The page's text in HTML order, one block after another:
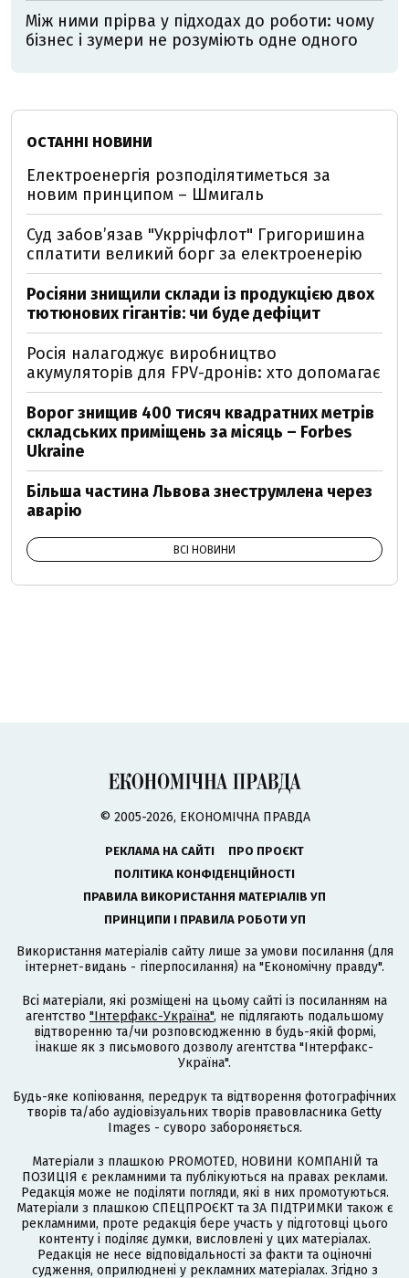
Між ними прірва у підходах до роботи: чому
бізнес і зумери не розуміють одне одного
ОСТАННІ НОВИНИ
Електроенергія розподілятиметься за
новим принципом – Шмигаль
Суд забов’язав "Укррічфлот" Григоришина
сплатити великий борг за електроенерію
Росіяни знищили склади із продукцією двох
тютюнових гігантів: чи буде дефіцит
Росія налагоджує виробництво
акумуляторів для FPV-дронів: хто допомагає
Ворог знищив 400 тисяч квадратних метрів
складських приміщень за місяць – Forbes
Ukraine
Більша частина Львова знеструмлена через
аварію
ВСІ НОВИНИ
© 2005-2026, ЕКОНОМІЧНА ПРАВДА
РЕКЛАМА НА САЙТІ
ПРО ПРОЄКТ
ПОЛІТИКА КОНФІДЕНЦІЙНОСТІ
ПРАВИЛА ВИКОРИСТАННЯ МАТЕРІАЛІВ УП
ПРИНЦИПИ І ПРАВИЛА РОБОТИ УП
Використання матеріалів сайту лише за умови посилання (для
інтернет-видань - гіперпосилання) на "Економічну правду".
Всі матеріали, які розміщені на цьому сайті із посиланням на
агентство "Інтерфакс-Україна", не підлягають подальшому
відтворенню та/чи розповсюдженню в будь-якій формі,
інакше як з письмового дозволу агентства "Інтерфакс-
Україна".
Будь-яке копіювання, передрук та відтворення фотографічних
творів та/або аудіовізуальних творів правовласника Getty
Images - суворо забороняється.
Матеріали з плашкою PROMOTED, НОВИНИ КОМПАНІЙ та
ПОЗИЦІЯ є рекламними та публікуються на правах реклами.
Редакція може не поділяти погляди, які в них промотуються.
Матеріали з плашкою СПЕЦПРОЄКТ та ЗА ПІДТРИМКИ також є
рекламними, проте редакція бере участь у підготовці цього
контенту і поділяє думки, висловлені у цих матеріалах.
Редакція не несе відповідальності за факти та оціночні
судження, оприлюднені у рекламних матеріалах. Згідно з